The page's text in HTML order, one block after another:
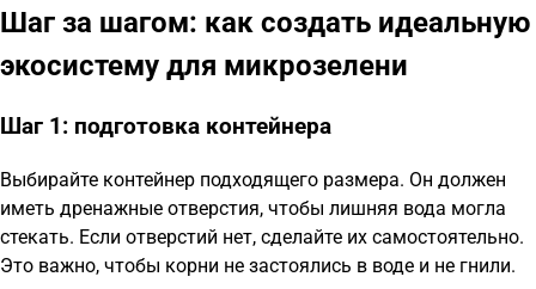
Шаг за шагом: как создать идеальную
экосистему для микрозелени
Шаг 1: подготовка контейнера
Выбирайте контейнер подходящего размера. Он должен
иметь дренажные отверстия, чтобы лишняя вода могла
стекать. Если отверстий нет, сделайте их самостоятельно.
Это важно, чтобы корни не застоялись в воде и не гнили.